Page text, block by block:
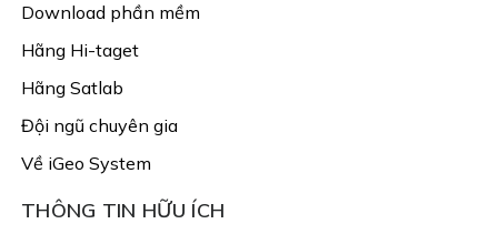
Download phần mềm
Hãng Hi-taget
Hãng Satlab
Đội ngũ chuyên gia
Về iGeo System
THÔNG TIN HỮU ÍCH